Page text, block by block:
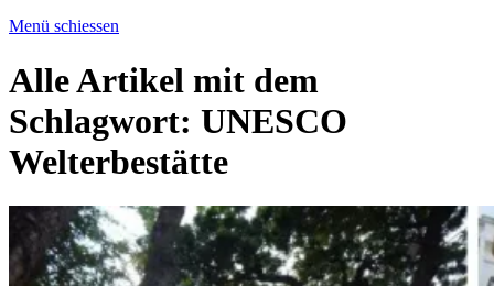
Menü schiessen
Alle Artikel mit dem
Schlagwort: UNESCO
Welterbestätte